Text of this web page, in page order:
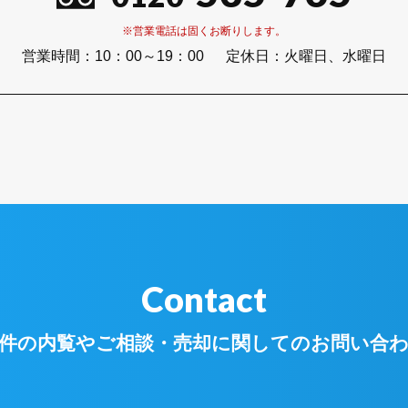
※営業電話は固くお断りします。
営業時間： 10：00～19：00 定休日： 火曜日、水曜日
Contact
の内覧やご相談・ 売却に関してのお問い合